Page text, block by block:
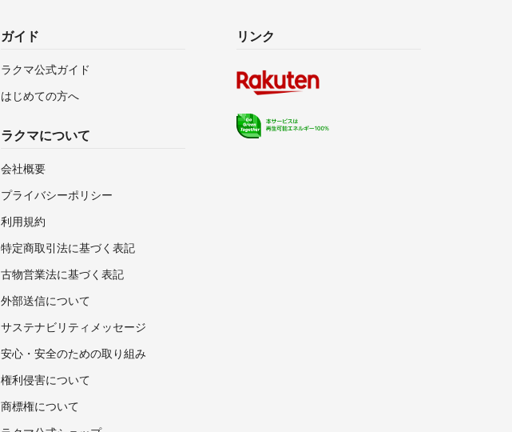
ガイド
ラクマ公式ガイド
はじめての方へ
ラクマについて
会社概要
プライバシーポリシー
利用規約
特定商取引法に基づく表記
古物営業法に基づく表記
外部送信について
サステナビリティメッセージ
安心・安全のための取り組み
権利侵害について
商標権について
リンク